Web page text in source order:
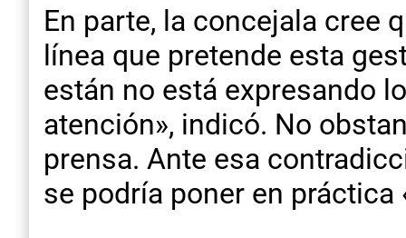
En parte, la concejala cree
línea que pretende esta
están no está expresando
atención», indicó. No
prensa. Ante esa
se podría poner en